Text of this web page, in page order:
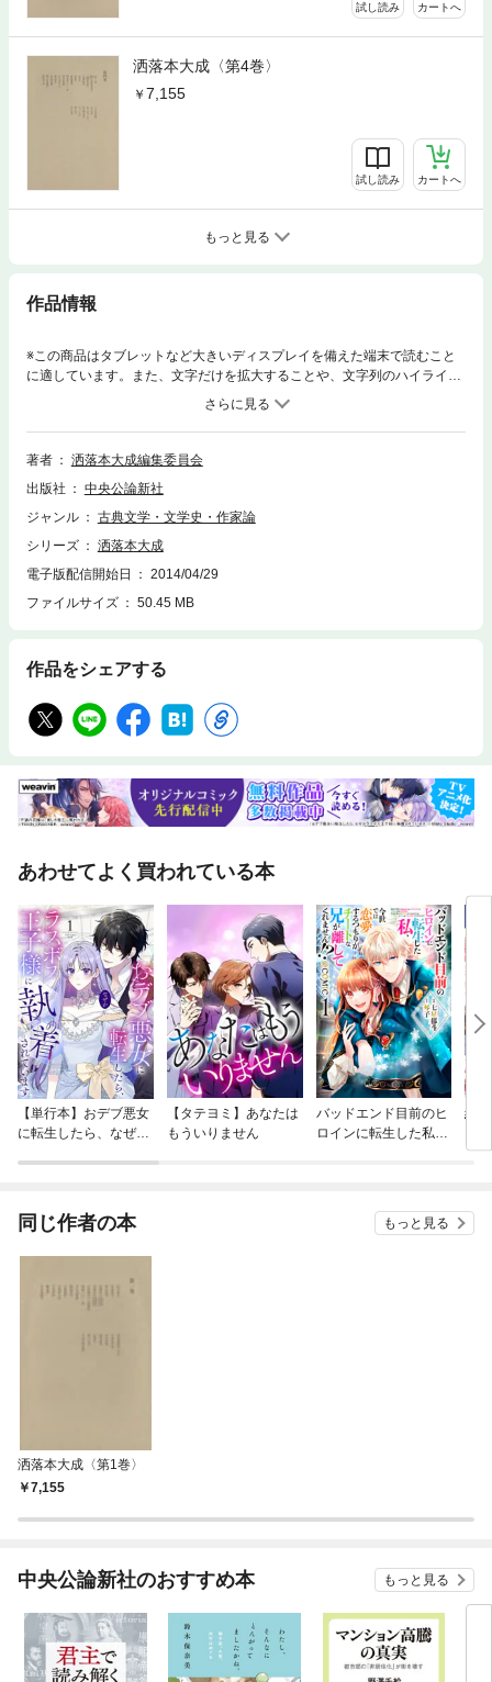
試し読み カートへ
洒落本大成〈第4巻〉
7,155
試し読み カートへ
もっと見る
作品情報
※この商品はタブレットなど大きいディスプレイを備えた端末で読むこと
に適しています。また、文字だけを拡大することや、文字列のハイライ
ト、検索、辞書の参照、引用などの機能が使用できません。宮郭八景論／
花街浪華今八卦／南閨雑話／当世風俗通／越里気思案／きつねのも／風流
●（目へんに卒）談議／婦美車紫●（へんが鹿、つくりが子）／古今馬鹿集
／吉原細見里のをだ巻評／一目千本／青楼花色寄／放蕩虚誕伝／東都青楼
附選怪興／当世爰かしこ
著者
洒落本大成編集委員会
出版社
中央公論新社
ジャンル
古典文学・文学史・作家論
シリーズ
洒落本大成
電子版配信開始日
2014/04/29
ファイルサイズ
50.45 MB
作品をシェアする
あわせてよく買われている本
【単行本】おデブ悪女
に転生したら、なぜか
【タテヨミ】あなたは
もういりません
バッドエンド目前のヒ
ロインに転生した私、
結
同じ作者の本 もっと見る
洒落本大成〈第1巻〉
7,155
中央公論新社のおすすめ本 もっと見る